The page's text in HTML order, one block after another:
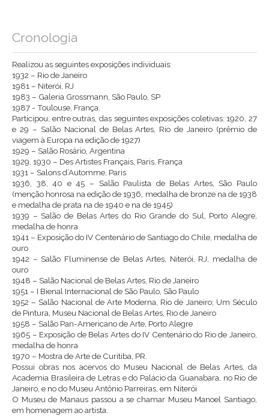
Cronologia
Realizou as seguintes exposições individuais:
1932 – Rio de Janeiro
1981 – Niterói, RJ
1983 – Galeria Grossmann, São Paulo, SP
1987 - Toulouse, França.
Participou, entre outras, das seguintes exposições coletivas: 1920, 27
e 29 – Salão Nacional de Belas Artes, Rio de Janeiro (prêmio de
viagem à Europa na edição de 1927)
1929 – Salão Rosário, Argentina
1929, 1930 – Des Artistes Français, Paris, França
1931 – Salons d’Automme, Paris
1936, 38, 40 e 45 – Salão Paulista de Belas Artes, São Paulo
(menção honrosa na edição de 1936, medalha de bronze na de 1938
e medalha de prata na de 1940 e na de 1945)
1939 – Salão de Belas Artes do Rio Grande do Sul, Porto Alegre,
medalha de honra
1941 – Exposição do IV Centenário de Santiago do Chile, medalha de
ouro
1942 – Salão Fluminense de Belas Artes, Niterói, RJ, medalha de
ouro
1948 – Salão Nacional de Belas Artes, Rio de Janeiro
1951 – I Bienal Internacional de São Paulo, São Paulo
1952 – Salão Nacional de Arte Moderna, Rio de Janeiro; Um Século
de Pintura, Museu Nacional de Belas Artes, Rio de Janeiro
1958 – Salão Pan-Americano de Arte, Porto Alegre
1965 – Exposição de Belas Artes do IV Centenário do Rio de Janeiro,
medalha de honra
1970 – Mostra de Arte de Curitiba, PR.
Possui obras nos acervos do Museu Nacional de Belas Artes, da
Academia Brasileira de Letras e do Palácio da Guanabara, no Rio de
Janeiro, e no do Museu Antônio Parreiras, em Niterói
O Museu de Manaus passou a se chamar Museu Manoel Santiago,
em homenagem ao artista.